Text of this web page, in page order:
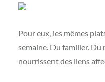
Pour eux, les mêmes
semaine. Du familier.
nourrissent des liens